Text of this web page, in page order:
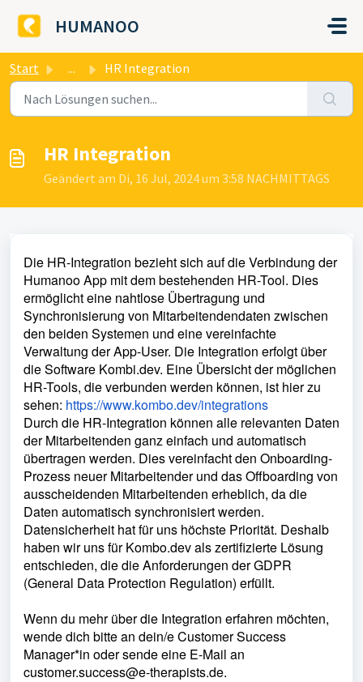
HUMANOO
Start ... HR Integration
HR Integration
Geändert am Di, 16 Jul, 2024 um 3:58 NACHMITTAGS
Die HR-Integration bezieht sich auf die Verbindung der
Humanoo App mit dem bestehenden HR-Tool. Dies
ermöglicht eine nahtlose Übertragung und
Synchronisierung von Mitarbeitendendaten zwischen
den beiden Systemen und eine vereinfachte
Verwaltung der App-User. Die Integration erfolgt über
die Software Kombi.dev. Eine Übersicht der möglichen
HR-Tools, die verbunden werden können, ist hier zu
sehen: https://www.kombo.dev/integrations
Durch die HR-Integration können alle relevanten Daten
der Mitarbeitenden ganz einfach und automatisch
übertragen werden. Dies vereinfacht den Onboarding-
Prozess neuer Mitarbeitender und das Offboarding von
ausscheidenden Mitarbeitenden erheblich, da die
Daten automatisch synchronisiert werden.
Datensicherheit hat für uns höchste Priorität. Deshalb
haben wir uns für Kombo.dev als zertifizierte Lösung
entschieden, die die Anforderungen der GDPR
(General Data Protection Regulation) erfüllt.
Wenn du mehr über die Integration erfahren möchten,
wende dich bitte an dein/e Customer Success
Manager*in oder sende eine E-Mail an
customer.success@e-therapists.de.